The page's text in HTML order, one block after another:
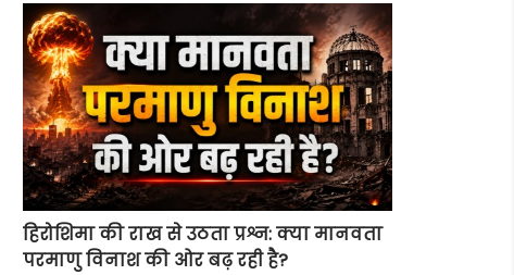
हिरोशिमा की राख से उठता प्रश्न: क्या मानवता
परमाणु विनाश की ओर बढ़ रही है?